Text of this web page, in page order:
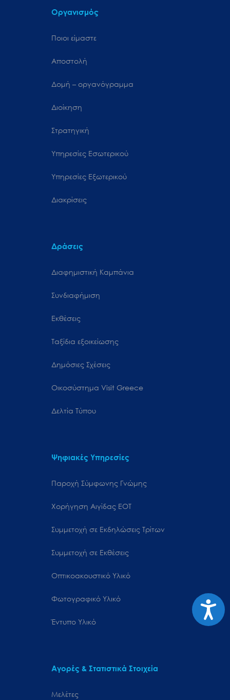
Οργανισμός
Ποιοι είμαστε
Αποστολή
Δομή – οργανόγραμμα
Διοίκηση
Στρατηγική
Υπηρεσίες Εσωτερικού
Υπηρεσίες Εξωτερικού
Διακρίσεις
Δράσεις
Διαφημιστική Καμπάνια
Συνδιαφήμιση
Εκθέσεις
Ταξίδια εξοικείωσης
Δημόσιες Σχέσεις
Oικοσύστημα Visit Greece
Δελτία Τύπου
Ψηφιακές Υπηρεσίες
Παροχή Σύμφωνης Γνώμης
Χορήγηση Αιγίδας ΕΟΤ
Συμμετοχή σε Εκδηλώσεις Τρίτων
Συμμετοχή σε Εκθέσεις
Οπτικοακουστικό Υλικό
Φωτογραφικό Υλικό
Έντυπο Υλικό
Αγορές & Στατιστικά Στοιχεία
Μελέτες